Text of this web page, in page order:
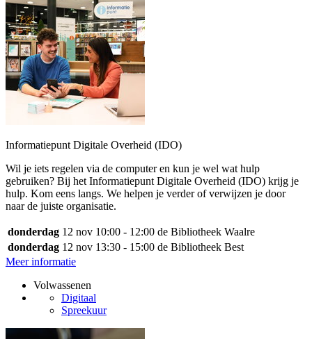
Informatiepunt Digitale Overheid (IDO)
Wil je iets regelen via de computer en kun je wel wat hulp
gebruiken? Bij het Informatiepunt Digitale Overheid (IDO) krijg je
hulp. Kom eens langs. We helpen je verder of verwijzen je door
naar de juiste organisatie.
donderdag 12 nov 10:00 - 12:00 de Bibliotheek Waalre
donderdag 12 nov 13:30 - 15:00 de Bibliotheek Best
Meer informatie
Volwassenen
Digitaal
Spreekuur